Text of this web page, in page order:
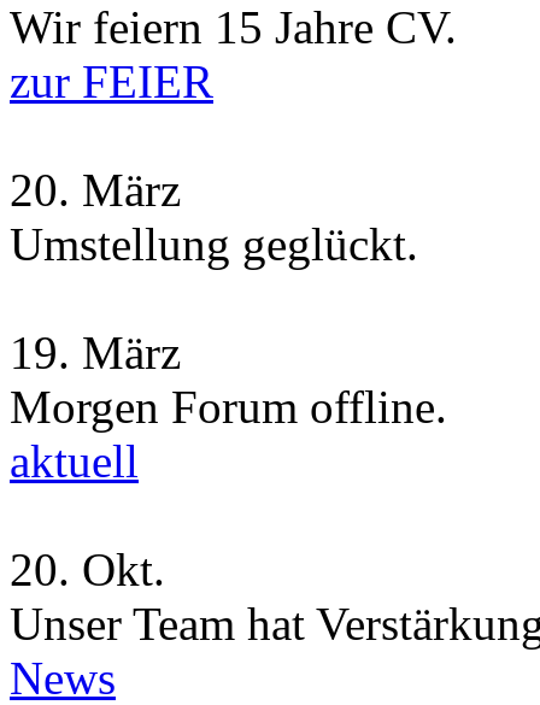
Wir feiern 15 Jahre CV.
zur FEIER
20. März
Umstellung geglückt.
19. März
Morgen Forum offline.
aktuell
20. Okt.
Unser Team hat
News